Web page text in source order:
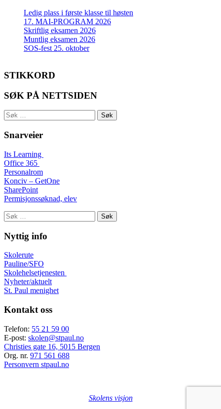
Ledig plass i første klasse til høsten
17. MAI-PROGRAM 2026
Skriftlig eksamen 2026
Muntlig eksamen 2026
SOS-fest 25. oktober
STIKKORD
SØK PÅ NETTSIDEN
Søk
etter:
Snarveier
Its Learning
Office 365
Personalrom
Konciv – GetOne
SharePoint
Permisjonssøknad, elev
Søk
etter:
Nyttig info
Skolerute
Pauline/SFO
Skolehelsetjenesten
Nyheter/aktuelt
St. Paul menighet
Kontakt oss
Telefon: 55 21 59 00
E-post: skolen@stpaul.no
Christies gate 16, 5015 Bergen
Org. nr. 971 561 688
Personvern stpaul.no
Skolens visjon